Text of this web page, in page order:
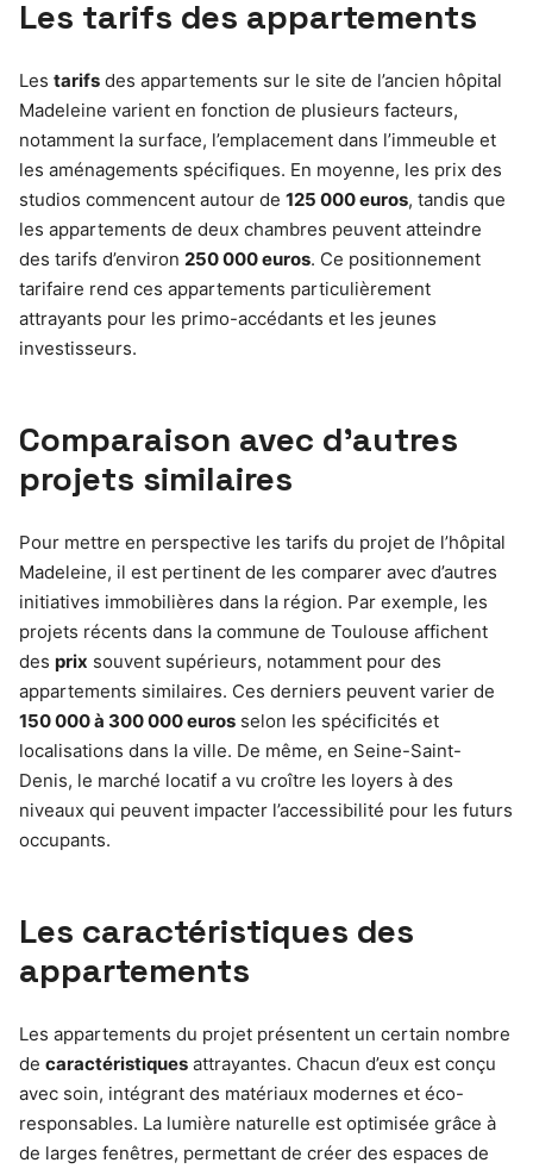
Les tarifs des appartements
Les tarifs des appartements sur le site de l’ancien hôpital
Madeleine varient en fonction de plusieurs facteurs,
notamment la surface, l’emplacement dans l’immeuble et
les aménagements spécifiques. En moyenne, les prix des
studios commencent autour de 125 000 euros, tandis que
les appartements de deux chambres peuvent atteindre
des tarifs d’environ 250 000 euros. Ce positionnement
tarifaire rend ces appartements particulièrement
attrayants pour les primo-accédants et les jeunes
investisseurs.
Comparaison avec d’autres
projets similaires
Pour mettre en perspective les tarifs du projet de l’hôpital
Madeleine, il est pertinent de les comparer avec d’autres
initiatives immobilières dans la région. Par exemple, les
projets récents dans la commune de Toulouse affichent
des prix souvent supérieurs, notamment pour des
appartements similaires. Ces derniers peuvent varier de
150 000 à 300 000 euros selon les spécificités et
localisations dans la ville. De même, en Seine-Saint-
Denis, le marché locatif a vu croître les loyers à des
niveaux qui peuvent impacter l’accessibilité pour les futurs
occupants.
Les caractéristiques des
appartements
Les appartements du projet présentent un certain nombre
de caractéristiques attrayantes. Chacun d’eux est conçu
avec soin, intégrant des matériaux modernes et éco-
responsables. La lumière naturelle est optimisée grâce à
de larges fenêtres, permettant de créer des espaces de